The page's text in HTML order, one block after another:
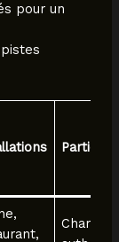
pour un
Charme